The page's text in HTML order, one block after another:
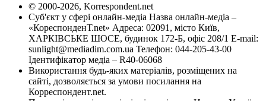
© 2000-2026, Korrespondent.net
Суб'єкт у сфері онлайн-медіа Назва онлайн-медіа –
«КореспонденТ.net» Адреса: 02091, місто Київ,
ХАРКІВСЬКЕ ШОСЕ, будинок 172-Б, офіс 208/1 E-mail:
sunlight@mediadim.com.ua Телефон: 044-205-43-00
Ідентифікатор медіа – R40-06068
Використання будь-яких матеріалів, розміщених на
сайті, дозволяється за умови посилання на
Корреспондент.net.